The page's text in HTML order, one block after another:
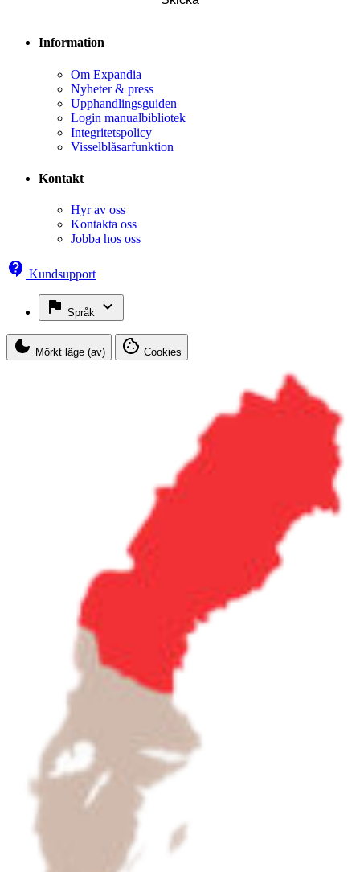
Information
Om Expandia
Nyheter & press
Upphandlingsguiden
Login manualbibliotek
Integritetspolicy
Visselblåsarfunktion
Kontakt
Hyr av oss
Kontakta oss
Jobba hos oss
Kundsupport
Språk
Mörkt läge (av) Cookies